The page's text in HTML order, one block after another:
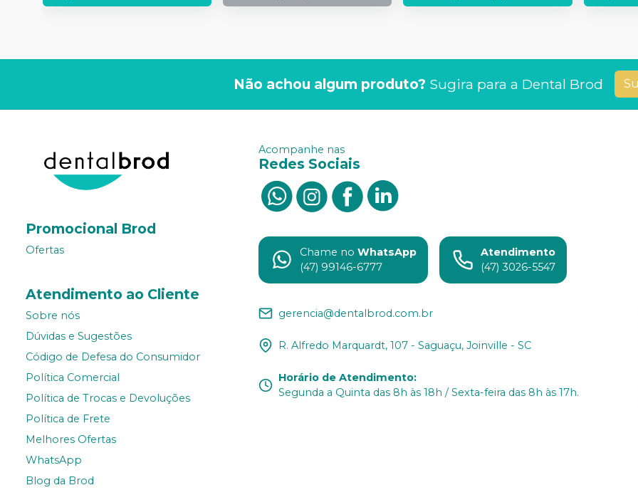
Não achou algum produto? Sugira para a Dental Brod
Promocional Brod
Ofertas
Atendimento ao Cliente
Sobre nós
Dúvidas e Sugestões
Código de Defesa do Consumidor
Política Comercial
Política de Trocas e Devoluções
Política de Frete
Melhores Ofertas
WhatsApp
Blog da Brod
Acompanhe nas
Redes Sociais
Chame no WhatsApp
(47) 99146-6777
Atendimento
(47) 3026-5547
gerencia@dentalbrod.com.br
R. Alfredo Marquardt, 107 - Saguaçu, Joinville - SC
Horário de Atendimento:
Segunda a Quinta das 8h às 18h / Sexta-feira das 8h às 17h.